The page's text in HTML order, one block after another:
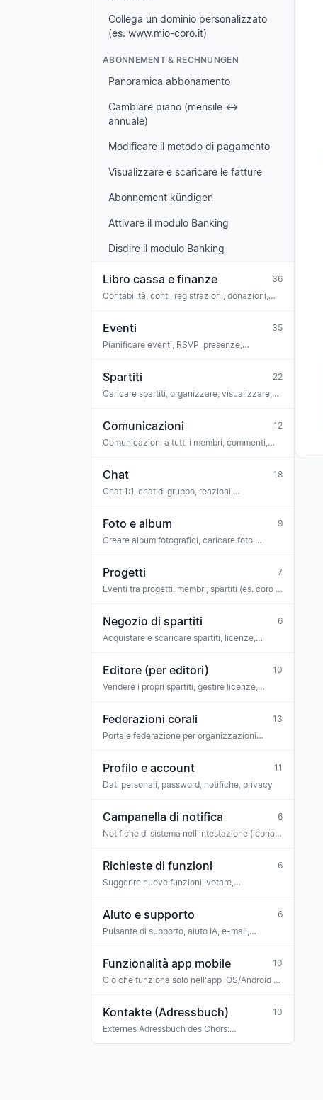
Collega un dominio personalizzato
(es. www.mio-coro.it)
ABONNEMENT & RECHNUNGEN
Panoramica abbonamento
Cambiare piano (mensile ↔
annuale)
Modificare il metodo di pagamento
Visualizzare e scaricare le fatture
Abonnement kündigen
Attivare il modulo Banking
Disdire il modulo Banking
Libro cassa e finanze
36
Contabilità, conti, registrazioni, donazioni,
Eventi
35
Pianificare eventi, RSVP, presenze,
Spartiti
22
Caricare spartiti, organizzare, visualizzare,
Comunicazioni
12
Comunicazioni a tutti i membri, commenti,
Chat
18
Chat 1:1, chat di gruppo, reazioni,
Foto e album
9
Creare album fotografici, caricare foto,
Progetti
7
Eventi tra progetti, membri, spartiti (es. coro di
Negozio di spartiti
6
Acquistare e scaricare spartiti, licenze,
Editore (per editori)
10
Vendere i propri spartiti, gestire licenze,
Federazioni corali
13
Portale federazione per organizzazioni
Profilo e account
11
Dati personali, password, notifiche, privacy
Campanella di notifica
6
Notifiche di sistema nell'intestazione (icona
Richieste di funzioni
6
Suggerire nuove funzioni, votare,
Aiuto e supporto
6
Pulsante di supporto, aiuto IA, e-mail,
Funzionalità app mobile
10
Ciò che funziona solo nell'app iOS/Android (o
Kontakte (Adressbuch)
10
Externes Adressbuch des Chors: